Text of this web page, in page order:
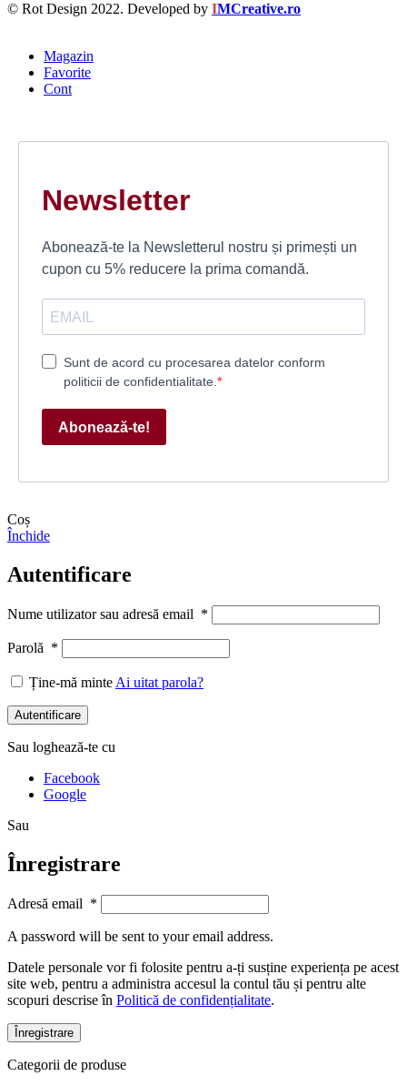
© Rot Design 2022. Developed by IMCreative.ro
Magazin
Favorite
Cont
Newsletter
Abonează-te la Newsletterul nostru și primești un
cupon cu 5% reducere la prima comandă.
Sunt de acord cu procesarea datelor conform
politicii de confidentialitate.
Abonează-te!
Coș
Închide
Autentificare
Nume utilizator sau adresă email *
Parolă *
Ține-mă minte Ai uitat parola?
Autentificare
Sau loghează-te cu
Facebook
Google
Sau
Înregistrare
Adresă email *
A password will be sent to your email address.
Datele personale vor fi folosite pentru a-ți susține experiența pe acest
site web, pentru a administra accesul la contul tău și pentru alte
scopuri descrise în Politică de confidențialitate.
Înregistrare
Categorii de produse